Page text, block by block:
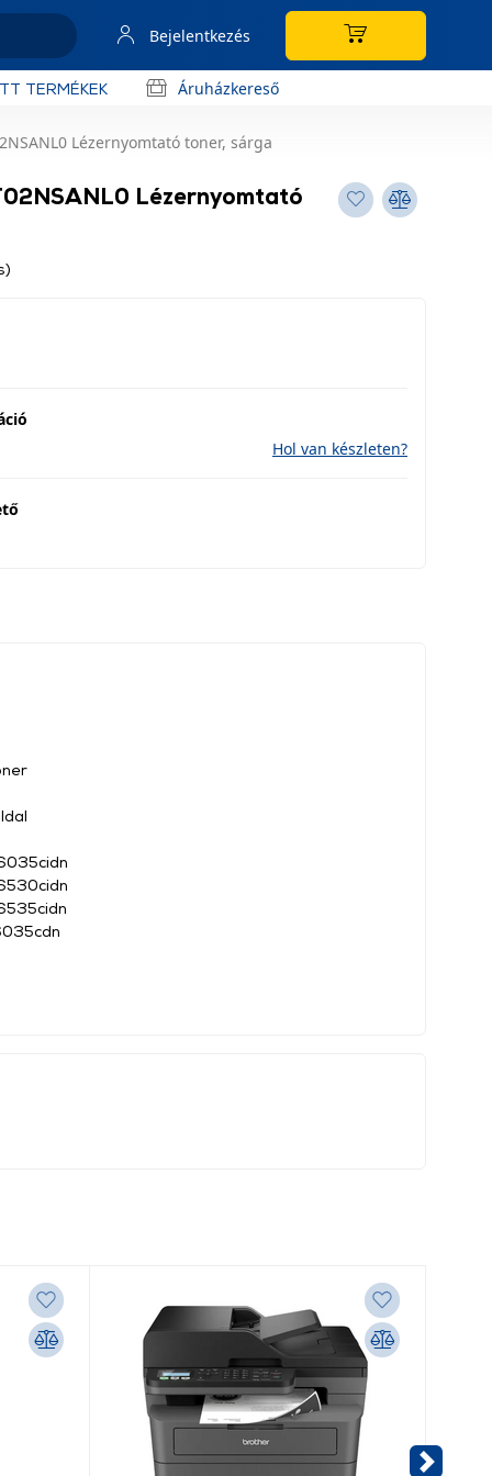
Bejelentkezés
TERMÉKEK Áruházkereső
Lézernyomtató toner, sárga
Lézernyomtató
Hol van készleten?